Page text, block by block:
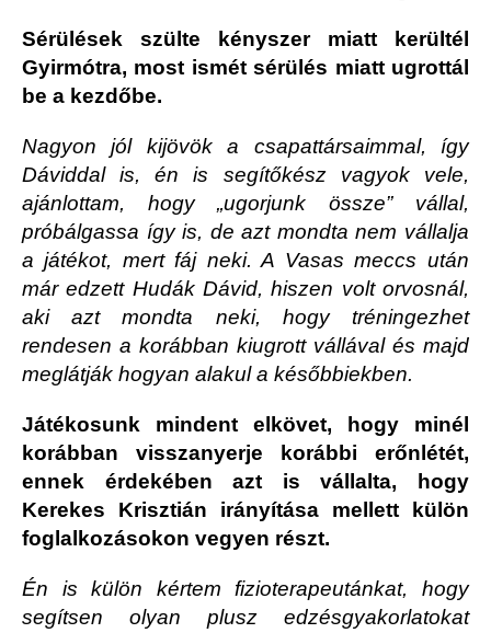
Sérülések szülte kényszer miatt kerültél
Gyirmótra, most ismét sérülés miatt ugrottál
be a kezdőbe.
Nagyon jól kijövök a csapattársaimmal, így
Dáviddal is, én is segítőkész vagyok vele,
ajánlottam, hogy „ugorjunk össze” vállal,
próbálgassa így is, de azt mondta nem vállalja
a játékot, mert fáj neki. A Vasas meccs után
már edzett Hudák Dávid, hiszen volt orvosnál,
aki azt mondta neki, hogy tréningezhet
rendesen a korábban kiugrott vállával és majd
meglátják hogyan alakul a későbbiekben.
Játékosunk mindent elkövet, hogy minél
korábban visszanyerje korábbi erőnlétét,
ennek érdekében azt is vállalta, hogy
Kerekes Krisztián irányítása mellett külön
foglalkozásokon vegyen részt.
Én is külön kértem fizioterapeutánkat, hogy
segítsen olyan plusz edzésgyakorlatokat